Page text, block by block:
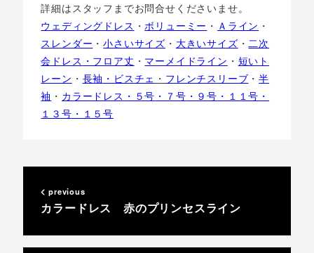
詳細はスタッフまでお問合せくださいませ。
ウェディングドレス ・ボリューミー ・ Ａライン ・
スレンダー ・小さいサイズ ・ 大きいサイズ ・二次
会ドレス ・フロア丈 ・ マーメイドライン ・ 短いト
レーン ・ 長袖 ・ビスチェ ・ フレンチスリーブ ・半
袖 ・ カラードレス ・５号 ・７号 ・９号 ・１１号 ・
１３号 ・１５号
previous
カラードレス 赤のプリンセスライン